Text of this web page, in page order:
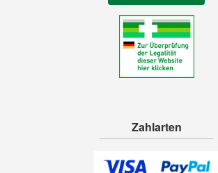
Zahlarten